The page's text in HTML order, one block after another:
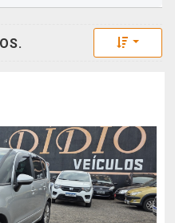
Toggle